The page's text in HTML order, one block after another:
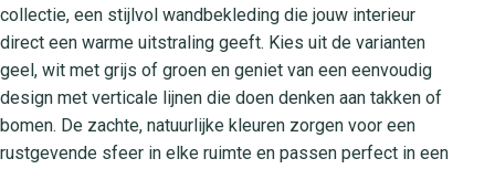
collectie, een stijlvol wandbekleding die jouw interieur
direct een warme uitstraling geeft. Kies uit de varianten
geel, wit met grijs of groen en geniet van een eenvoudig
design met verticale lijnen die doen denken aan takken of
bomen. De zachte, natuurlijke kleuren zorgen voor een
rustgevende sfeer in elke ruimte en passen perfect in een